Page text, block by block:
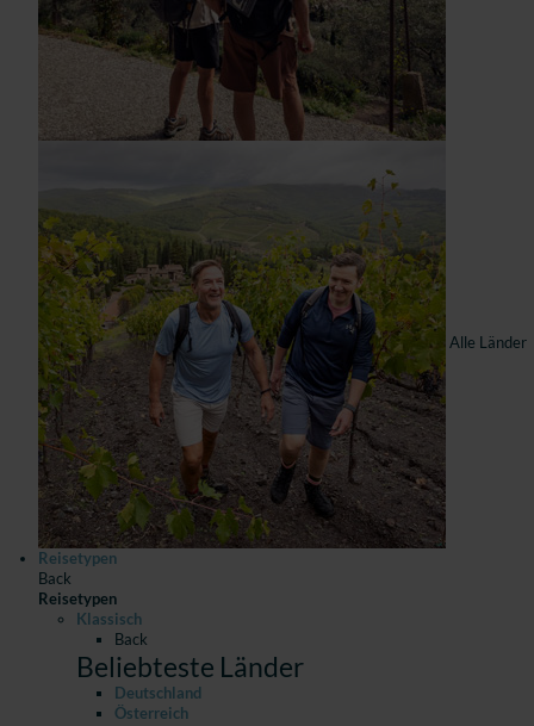
Alle Länder
Reisetypen
Back
Reisetypen
Klassisch
Back
Beliebteste Länder
Deutschland
Österreich